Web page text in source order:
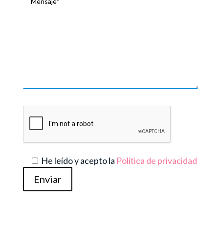
He leído y acepto la Política de privacidad
Enviar